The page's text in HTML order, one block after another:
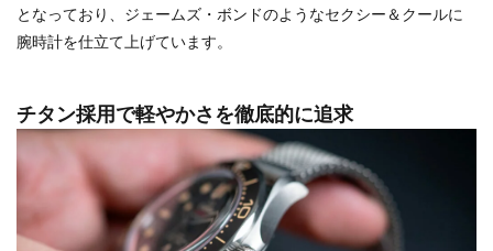
となっており、ジェームズ・ボンドのようなセクシー＆クールに
腕時計を仕立て上げています。
チタン採用で軽やかさを徹底的に追求